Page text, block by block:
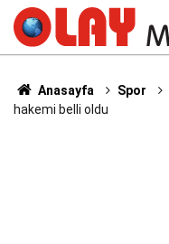
Anasayfa Spor
hakemi belli oldu